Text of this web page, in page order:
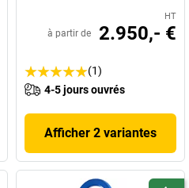
HT
à partir de 2.950,- €
(1)
4-5 jours ouvrés
Afficher 2 variantes